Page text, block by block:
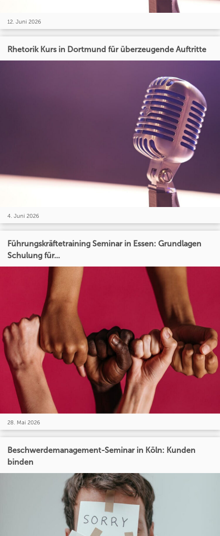
12. Juni 2026
Rhetorik Kurs in Dortmund für überzeugende Auftritte
4. Juni 2026
Führungskräftetraining Seminar in Essen: Grundlagen
Schulung für...
28. Mai 2026
Beschwerdemanagement-Seminar in Köln: Kunden
binden